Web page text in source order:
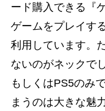
ード購入できる『
ゲームをプレイす
利用しています。
ないのがネックで
もしくはPS5のみ
まうのは大きな魅